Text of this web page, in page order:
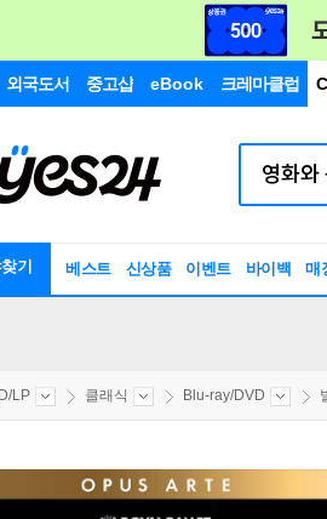
외국도서 중고샵 eBook 크레마클럽
기 베스트 신상품 이벤트 바이백 매
LP 클래식 Blu-ray/DVD